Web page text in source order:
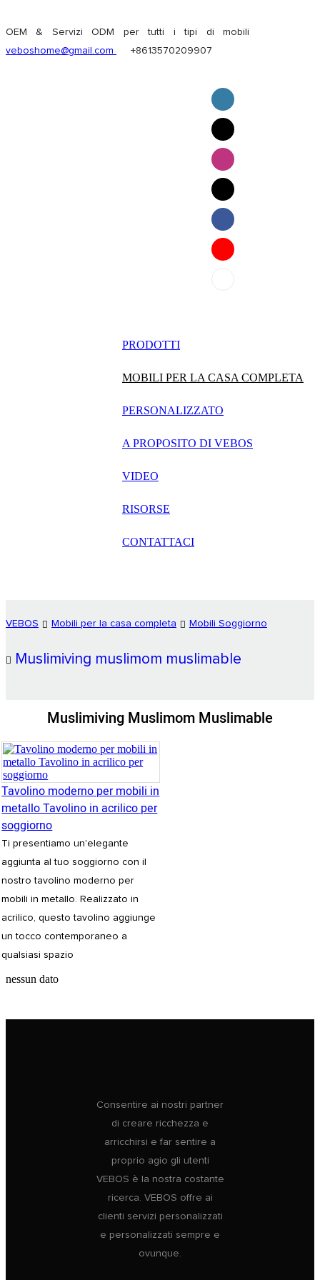
OEM & Servizi ODM per tutti i tipi di mobili
veboshome@gmail.com
+8613570209907
English
Pilipino
ภาษาไทย
français
PRODOTTI
MOBILI PER LA CASA COMPLETA
PERSONALIZZATO
A PROPOSITO DI VEBOS
VIDEO
RISORSE
CONTATTACI
VEBOS Mobili per la casa completa Mobili Soggiorno
Muslimiving muslimom muslimable
Muslimiving Muslimom Muslimable
Tavolino moderno per mobili in
metallo Tavolino in acrilico per
soggiorno
Ti presentiamo un'elegante
aggiunta al tuo soggiorno con il
nostro tavolino moderno per
mobili in metallo. Realizzato in
acrilico, questo tavolino aggiunge
un tocco contemporaneo a
qualsiasi spazio
nessun dato
Consentire ai nostri partner
di creare ricchezza e
arricchirsi e far sentire a
proprio agio gli utenti
VEBOS è la nostra costante
ricerca. VEBOS offre ai
clienti servizi personalizzati
e personalizzati sempre e
ovunque.